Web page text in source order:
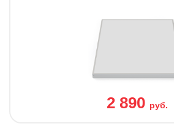
2 890 руб.